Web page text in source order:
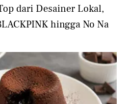
dari Desainer Lokal,
hingga No Na